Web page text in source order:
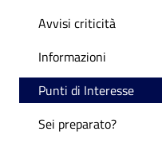
Avvisi criticità
Informazioni
Punti di Interesse
Sei preparato?